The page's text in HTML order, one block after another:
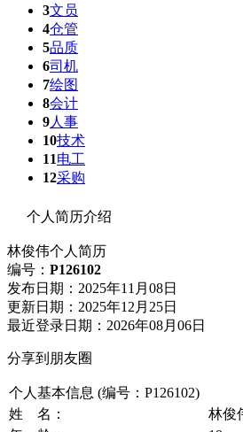
3文员
4仓管
5品质
6司机
7绘图
8会计
9人事
10技术
11电工
12采购
个人简历介绍
林俊伟个人简历
编号： P126102
发布日期：2025年11月08日
更新日期：2025年12月25日
最近登录日期：2026年08月06日
分享到朋友圈
个人基本信息 (编号：P126102)
姓 名：
林俊